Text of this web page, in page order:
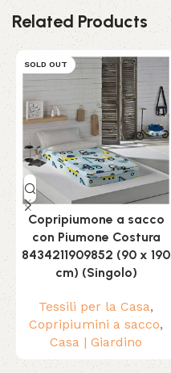
Related Products
SOLD OUT
Copripiumone a sacco
con Piumone Costura
8434211909852 (90 x 190
cm) (Singolo)
Tessili per la Casa,
Copripiumini a sacco,
Casa | Giardino